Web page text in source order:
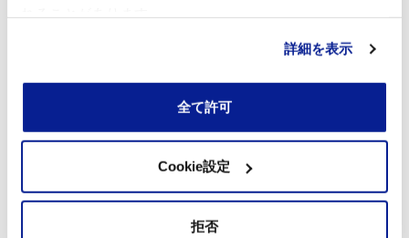
詳細を表示
全て許可
Cookie設定
拒否